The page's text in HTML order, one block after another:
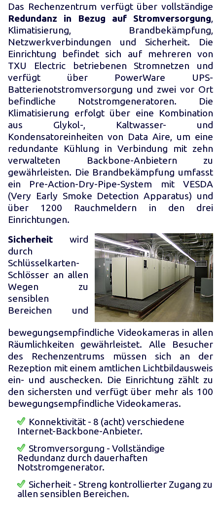
Das Rechenzentrum verfügt über vollständige
Redundanz in Bezug auf Stromversorgung,
Klimatisierung, Brandbekämpfung,
Netzwerkverbindungen und Sicherheit. Die
Einrichtung befindet sich auf mehreren von
TXU Electric betriebenen Stromnetzen und
verfügt über PowerWare UPS-
Batterienotstromversorgung und zwei vor Ort
befindliche Notstromgeneratoren. Die
Klimatisierung erfolgt über eine Kombination
aus Glykol-, Kaltwasser- und
Kondensatoreinheiten von Data Aire, um eine
redundante Kühlung in Verbindung mit zehn
verwalteten Backbone-Anbietern zu
gewährleisten. Die Brandbekämpfung umfasst
ein Pre-Action-Dry-Pipe-System mit VESDA
(Very Early Smoke Detection Apparatus) und
über 1200 Rauchmeldern in den drei
Einrichtungen.
Sicherheit wird
durch
Schlüsselkarten-
Schlösser an allen
Wegen zu
sensiblen
Bereichen und
bewegungsempfindliche Videokameras in allen
Räumlichkeiten gewährleistet. Alle Besucher
des Rechenzentrums müssen sich an der
Rezeption mit einem amtlichen Lichtbildausweis
ein- und auschecken. Die Einrichtung zählt zu
den sichersten und verfügt über mehr als 100
bewegungsempfindliche Videokameras.
Konnektivität - 8 (acht) verschiedene
Internet-Backbone-Anbieter.
Stromversorgung - Vollständige
Redundanz durch dauerhaften
Notstromgenerator.
Sicherheit - Streng kontrollierter Zugang zu
allen sensiblen Bereichen.